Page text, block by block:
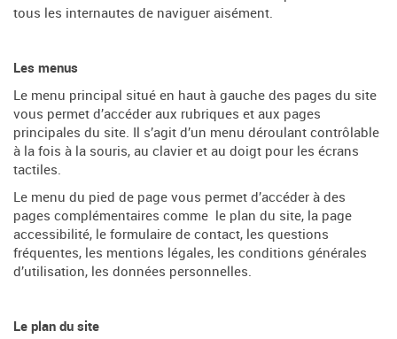
tous les internautes de naviguer aisément.
Les menus
Le menu principal situé en haut à gauche des pages du site
vous permet d’accéder aux rubriques et aux pages
principales du site. Il s’agit d’un menu déroulant contrôlable
à la fois à la souris, au clavier et au doigt pour les écrans
tactiles.
Le menu du pied de page vous permet d’accéder à des
pages complémentaires comme le plan du site, la page
accessibilité, le formulaire de contact, les questions
fréquentes, les mentions légales, les conditions générales
d’utilisation, les données personnelles.
Le plan du site